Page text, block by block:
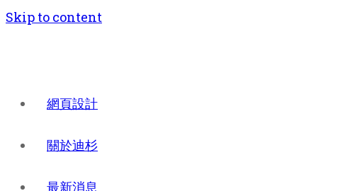
Skip to content
網頁設計
關於迪杉
最新消息